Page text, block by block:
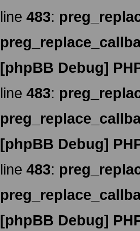
line 483:
[phpBB Debug]
line 483:
[phpBB Debug]
line 483:
[phpBB Debug]